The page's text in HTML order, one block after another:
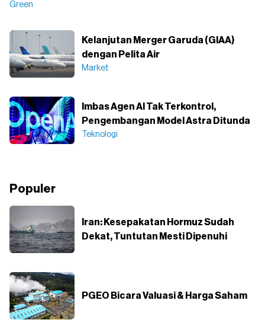
Green
Kelanjutan Merger Garuda (GIAA)
dengan Pelita Air
Market
Imbas Agen AI Tak Terkontrol,
Pengembangan Model Astra Ditunda
Teknologi
Populer
Iran: Kesepakatan Hormuz Sudah
Dekat, Tuntutan Mesti Dipenuhi
PGEO Bicara Valuasi & Harga Saham